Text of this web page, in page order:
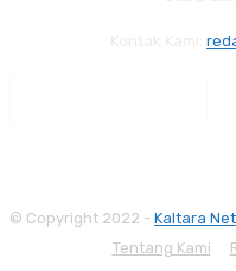
© Copyright 2022 - Kaltara
Tentang Kami